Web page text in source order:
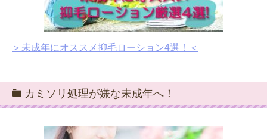
＞未成年にオススメ抑毛ローション4選！＜
カミソリ処理が嫌な未成年へ！